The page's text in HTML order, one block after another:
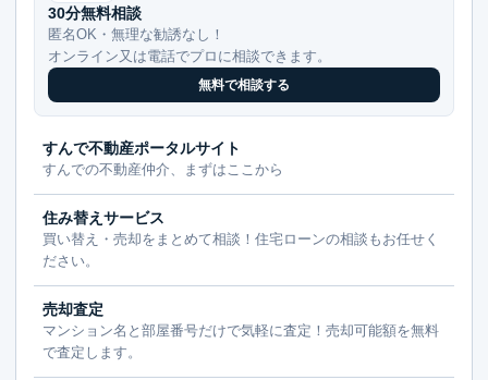
30分無料相談
匿名OK・無理な勧誘なし！
オンライン又は電話でプロに相談できます。
無料で相談する
すんで不動産ポータルサイト
すんでの不動産仲介、まずはここから
住み替えサービス
買い替え・売却をまとめて相談！住宅ローンの相談もお任せく
ださい。
売却査定
マンション名と部屋番号だけで気軽に査定！売却可能額を無料
で査定します。